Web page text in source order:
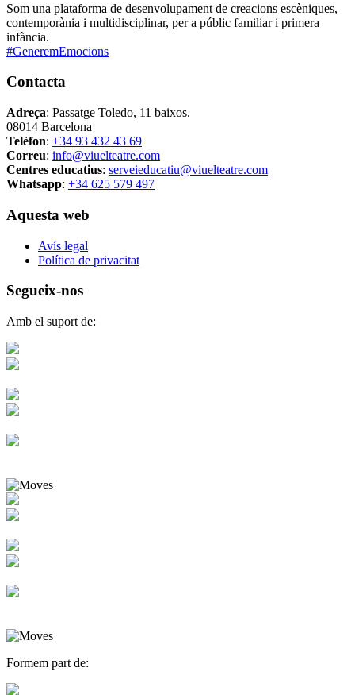
Som una plataforma de desenvolupament de creacions escèniques,
contemporània i multidisciplinar, per a públic familiar i primera
infància.
#GeneremEmocions
Contacta
Adreça: Passatge Toledo, 11 baixos.
08014 Barcelona
Telèfon: +34 93 432 43 69
Correu: info@viuelteatre.com
Centres educatius: serveieducatiu@viuelteatre.com
Whatsapp: +34 625 579 497
Aquesta web
Avís legal
Política de privacitat
Segueix-nos
Amb el suport de:
Formem part de: